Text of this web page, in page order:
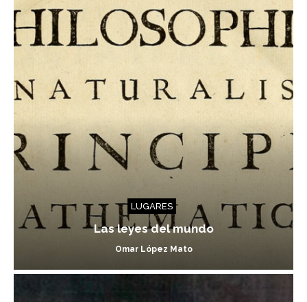
LUGARES
Las leyes del mundo
Omar López Mato